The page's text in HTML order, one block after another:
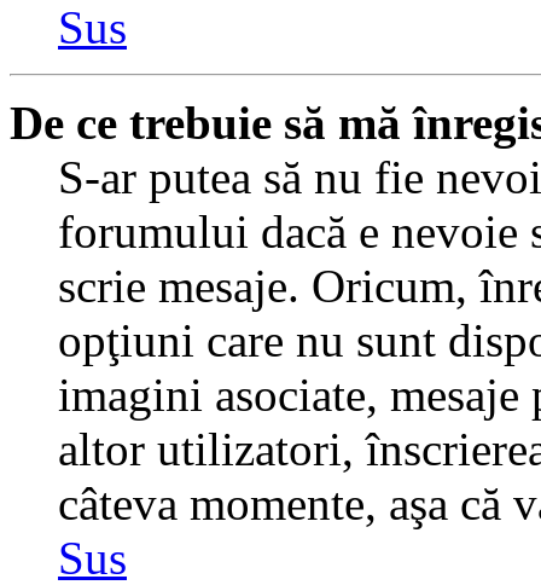
Sus
De ce trebuie să mă
S-ar putea să nu fie
forumului dacă e nevoie
scrie mesaje. Oricum,
opţiuni care nu sunt
imagini asociate,
altor utilizatori,
câteva momente, aşa că
Sus